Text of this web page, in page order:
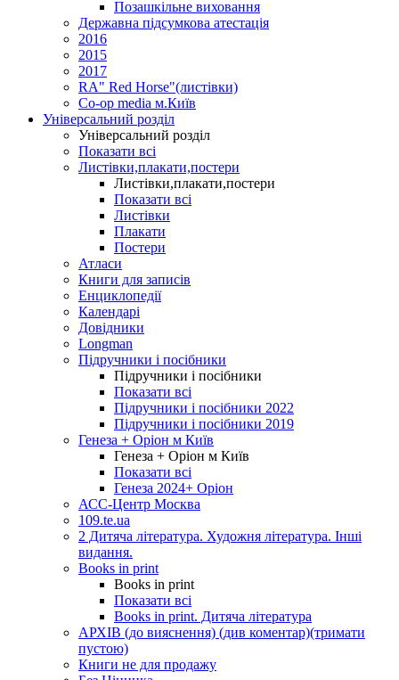
Позашкільне виховання
Державна підсумкова атестація
2016
2015
2017
RA" Red Horse"(листівки)
Co-op media м.Київ
Універсальний розділ
Універсальний розділ
Показати всі
Листівки,плакати,постери
Листівки,плакати,постери
Показати всі
Листівки
Плакати
Постери
Атласи
Книги для записів
Енциклопедії
Календарі
Довідники
Longman
Підручники і посібники
Підручники і посібники
Показати всі
Підручники і посібники 2022
Підручники і посібники 2019
Генеза + Оріон м Київ
Генеза + Оріон м Київ
Показати всі
Генеза 2024+ Оріон
АСС-Центр Москва
109.te.ua
2 Дитяча література. Художня література. Інші
видання.
Books in print
Books in print
Показати всі
Books in print. Дитяча література
АРХІВ (до вияснення) (див коментар)(тримати
пустою)
Книги не для продажу